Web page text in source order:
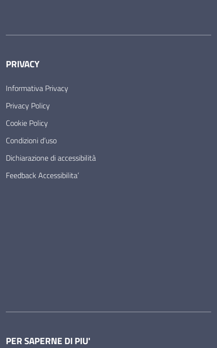
PRIVACY
Informativa Privacy
Privacy Policy
Cookie Policy
Condizioni d’uso
Dichiarazione di accessibilità
Feedback Accessibilita’
PER SAPERNE DI PIU'